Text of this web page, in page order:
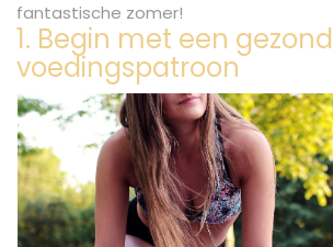
fantastische zomer!
1. Begin met een gezond
voedingspatroon